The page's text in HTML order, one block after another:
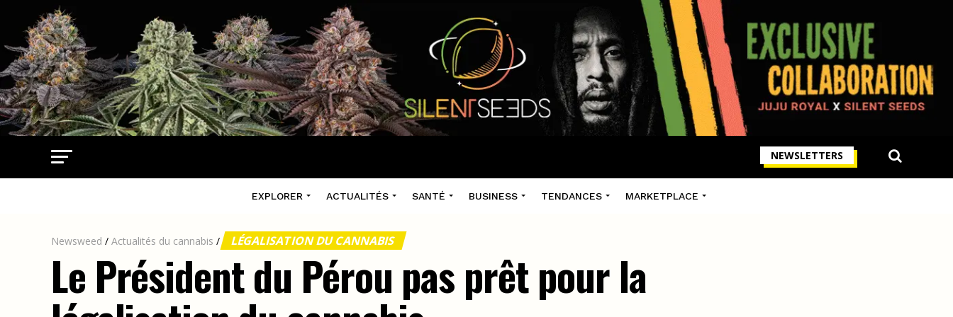
NEWSLETTERS
EXPLORER ACTUALITÉS SANTÉ BUSINESS TENDANCES MARKETPLACE
Newsweed / Actualités du cannabis / LÉGALISATION DU CANNABIS
Le Président du Pérou pas prêt pour la